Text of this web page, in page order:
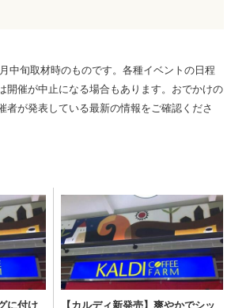
中旬取材時のものです。各種イベントの日程
開催が中止になる場合もあります。おでかけの
者が発表している最新の情報をご確認くださ